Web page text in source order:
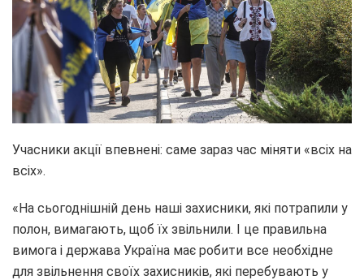
Учасники акції впевнені: саме зараз час міняти «всіх на
всіх».
«На сьогоднішній день наші захисники, які потрапили у
полон, вимагають, щоб їх звільнили. І це правильна
вимога і держава Україна має робити все необхідне
для звільнення своїх захисників, які перебувають у